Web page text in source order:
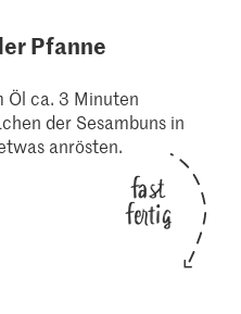
Pfanne
Öl ca. 3 Minuten
der Sesambuns in
anrösten.
fast
fertig